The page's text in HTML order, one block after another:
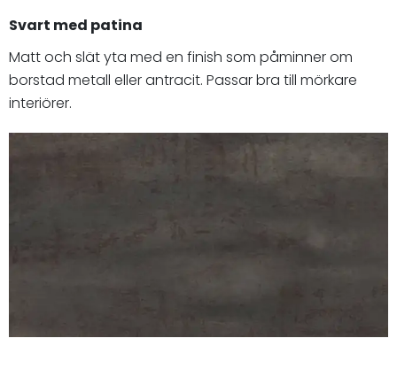
Svart med patina
Matt och slät yta med en finish som påminner om
borstad metall eller antracit. Passar bra till mörkare
interiörer.